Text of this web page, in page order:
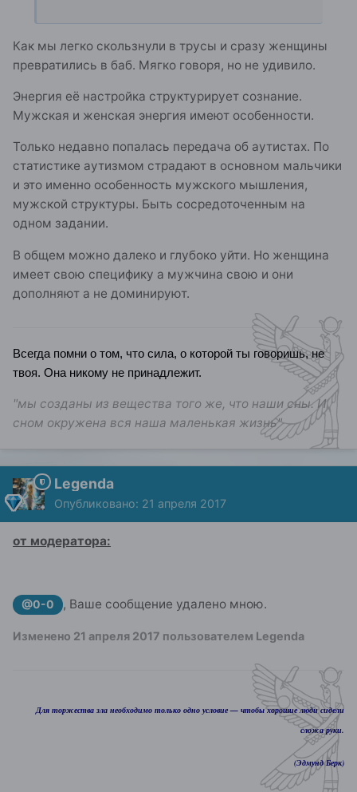
Как мы легко скользнули в трусы и сразу женщины
превратились в баб. Мягко говоря, но не удивило.
Энергия её настройка структурирует сознание.
Мужская и женская энергия имеют особенности.
Только недавно попалась передача об аутистах. По
статистике аутизмом страдают в основном мальчики
и это именно особенность мужского мышления,
мужской структуры. Быть сосредоточенным на
одном задании.
В общем можно далеко и глубоко уйти. Но женщина
имеет свою специфику а мужчина свою и они
дополняют а не доминируют.
Всегда помни о том, что сила, о которой ты говоришь, не
твоя. Она никому не принадлежит.
"мы созданы из вещества того же, что наши сны. И
сном окружена вся наша маленькая жизнь"
Legenda
Опубликовано: 21 апреля 2017
от модератора:
@0-0 , Ваше сообщение удалено мною.
Изменено 21 апреля 2017 пользователем Legenda
Для торжества зла необходимо только одно условие — чтобы хорошие люди сидели
сложа руки.
(Эдмунд Берк)